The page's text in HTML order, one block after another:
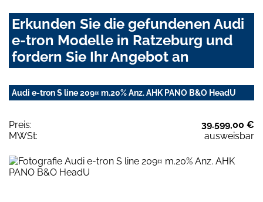
Erkunden Sie die gefundenen Audi
e-tron Modelle in Ratzeburg und
fordern Sie Ihr Angebot an
Audi e-tron S line 209¤ m.20% Anz. AHK PANO B&O HeadU
Preis:
39.599,00 €
MWSt:
ausweisbar